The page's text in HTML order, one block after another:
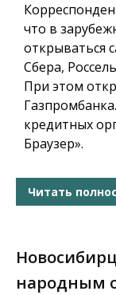
что в
открываться
Сбера,
При этом
кредитных
Браузер».
Читать
народным